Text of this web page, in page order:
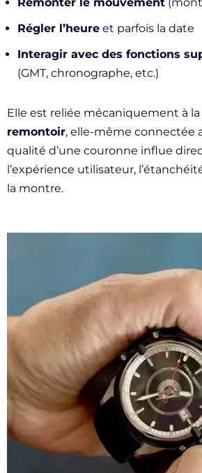
Régler l’heure et parfois la date
Interagir avec des fonctions
(GMT, chronographe, etc.)
Elle est reliée mécaniquement à la
remontoir, elle-même connectée
qualité d’une couronne influe
l’expérience utilisateur,
la montre.